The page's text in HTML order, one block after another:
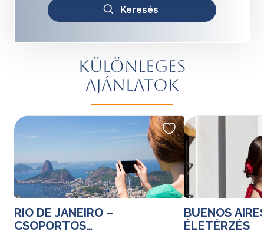
Különleges
ajánlatok
RIO DE JANEIRO –
CSOPORTOS
BUENOS
ÉLETÉRZÉS